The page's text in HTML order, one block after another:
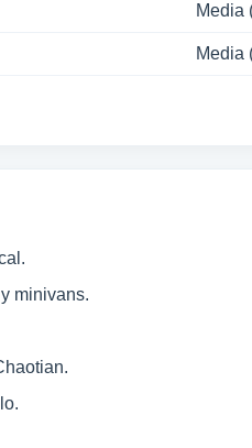
Media
Media
minivans.